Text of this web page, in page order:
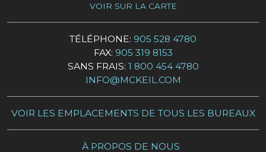
VOIR SUR LA CARTE
TÉLÉPHONE: 905 528 4780
FAX: 905 319 8153
SANS FRAIS: 1 800 454 4780
INFO@MCKEIL.COM
VOIR LES EMPLACEMENTS DE TOUS LES BUREAUX
À PROPOS DE NOUS